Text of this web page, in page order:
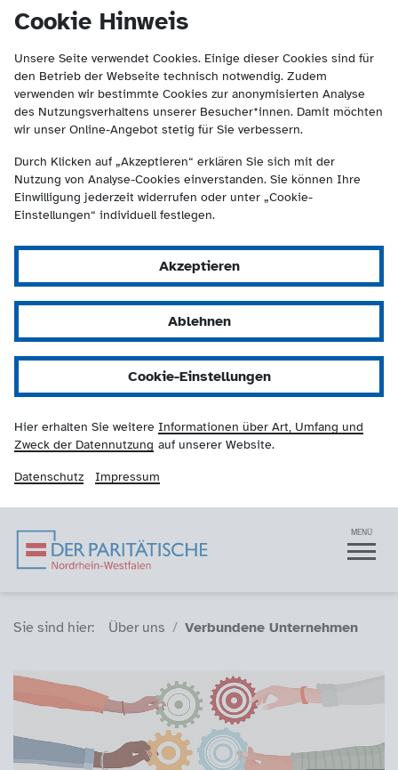
Cookie Hinweis
Unsere Seite verwendet Cookies. Einige dieser Cookies sind für
den Betrieb der Webseite technisch notwendig. Zudem
verwenden wir bestimmte Cookies zur anonymisierten Analyse
des Nutzungsverhaltens unserer Besucher*innen. Damit möchten
wir unser Online-Angebot stetig für Sie verbessern.
Durch Klicken auf „Akzeptieren“ erklären Sie sich mit der
Nutzung von Analyse-Cookies einverstanden. Sie können Ihre
Einwilligung jederzeit widerrufen oder unter „Cookie-
Einstellungen“ individuell festlegen.
Akzeptieren
Ablehnen
Cookie-Einstellungen
Hier erhalten Sie weitere Informationen über Art, Umfang und
Zweck der Datennutzung auf unserer Website.
Datenschutz Impressum
Der Paritätische NRW
springen
(Kontakt und Suche) springen.
Navigation MENÜ
Sie sind hier (Breadcrumb)
Sie sind hier: Über uns Verbundene Unternehmen